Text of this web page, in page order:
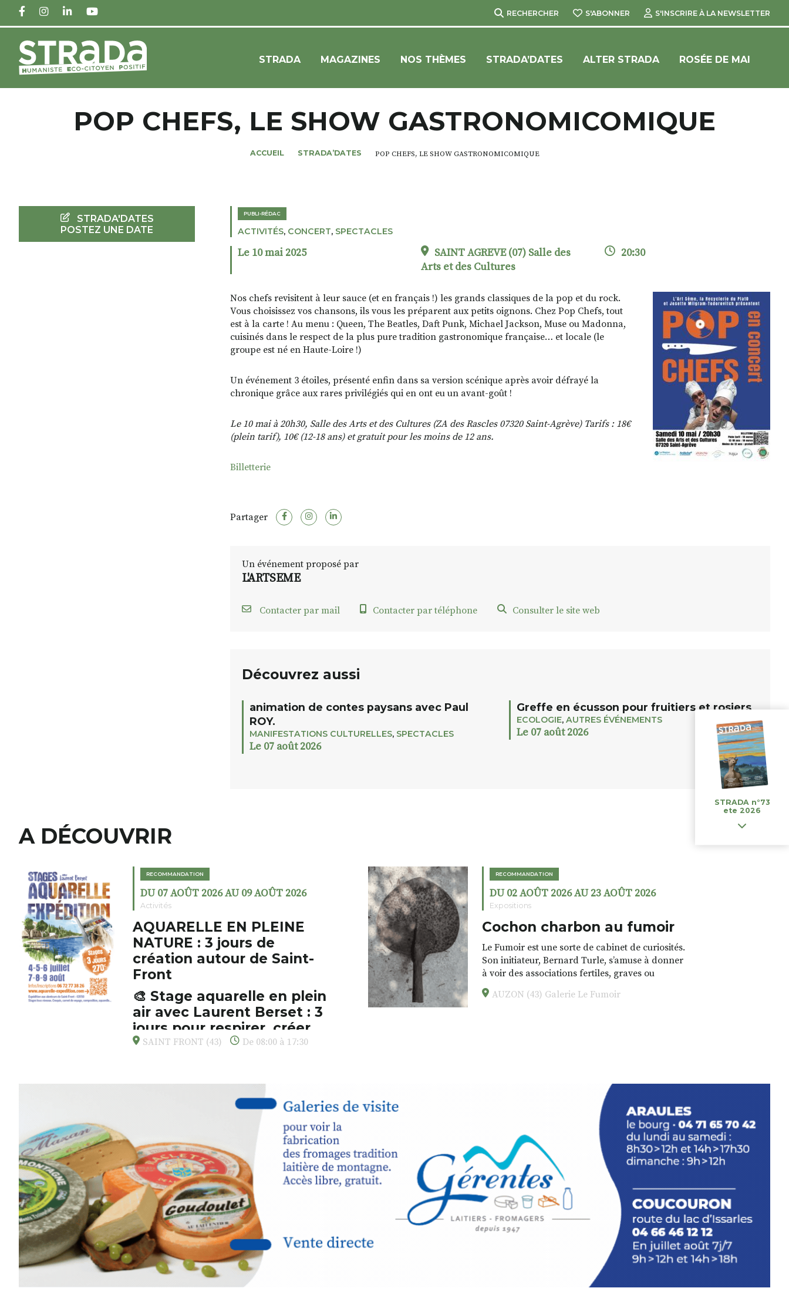
FACEBOOKINSTAGRAM
LINKEDINYOUTUBE RECHERCHER S'ABONNER S'INSCRIRE À LA NEWSLETTER
STRADA MAGAZINES NOS THÈMES STRADA’DATES ALTER STRADA ROSÉE DE MAI
POP CHEFS, LE SHOW GASTRONOMICOMIQUE
ACCUEIL STRADA’DATES POP CHEFS, LE SHOW GASTRONOMICOMIQUE
PUBLI-RÉDAC
ACTIVITÉS, CONCERT, SPECTACLES
Le 10 mai 2025
SAINT AGREVE (07) Salle des
Arts et des Cultures
20:30
Nos chefs revisitent à leur sauce (et en français !) les grands classiques de la pop et du rock.
Vous choisissez vos chansons, ils vous les préparent aux petits oignons. Chez Pop Chefs, tout
est à la carte ! Au menu : Queen, The Beatles, Daft Punk, Michael Jackson, Muse ou Madonna,
cuisinés dans le respect de la plus pure tradition gastronomique française… et locale (le
groupe est né en Haute-Loire !)
Un événement 3 étoiles, présenté enfin dans sa version scénique après avoir défrayé la
chronique grâce aux rares privilégiés qui en ont eu un avant-goût !
Le 10 mai à 20h30, Salle des Arts et des Cultures (ZA des Rascles 07320 Saint-Agrève) Tarifs : 18€
(plein tarif), 10€ (12-18 ans) et gratuit pour les moins de 12 ans.
Billetterie
Partager
Un événement proposé par
L'ARTSEME
Contacter par mail Contacter par téléphone Consulter le site web
Découvrez aussi
animation de contes paysans avec Paul
ROY.
MANIFESTATIONS CULTURELLES, SPECTACLES
Le 07 août 2026
Greffe en écusson pour fruitiers et rosiers
ECOLOGIE, AUTRES ÉVÉNEMENTS
Le 07 août 2026
STRADA'DATES
POSTEZ UNE DATE
A DÉCOUVRIR
RECOMMANDATION
DU 07 AOÛT 2026 AU 09 AOÛT 2026
Activités
AQUARELLE EN PLEINE
NATURE : 3 jours de
création autour de Saint-
Front
🎨 Stage aquarelle en plein
air avec Laurent Berset : 3
jours pour respirer, créer,
s’émerveiller
paysages de Haute-Loire ?
vous propose unstage
, accessibleà tous les
niveaux, dans un cadre naturel
inspirantautour de Saint-Front , à seulement30
minutes du Puy-en-Velay.
Pendant3 jours, vous apprendrez à capturer
l’instant :
Croquis, carnet de voyage, composition,
aquarelle, encre, ou contenu hybride.
Le programme :
8h : rendez-vous au point de départ
SAINT FRONT (43) De 08:00 à 17:30
RECOMMANDATION
DU 02 AOÛT 2026 AU 23 AOÛT 2026
Expositions
Cochon charbon au fumoir
Le Fumoir est une sorte de cabinet de curiosités.
Son initiateur, Bernard Turle, s’amuse à donner
à voir des associations fertiles, graves ou
drôles, parfois fumeuses. Des oeuvres
éclectiques font. liens avec les histoires un peu
Programmée en off du festival d’Auzon, cette
expo-installation temporaire vous livre une
raison de plus d’aller faire un tour dans la cité
médiévale du Brivadois cet été.
INTERVIEW
STRADA Bernard Turle, vous avez ouvert une
AUZON (43) Galerie Le Fumoir
STRADA n°73
ete 2026